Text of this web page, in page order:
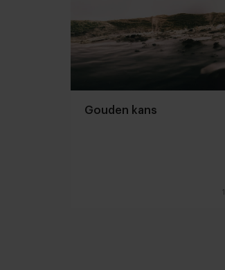
Gouden kans